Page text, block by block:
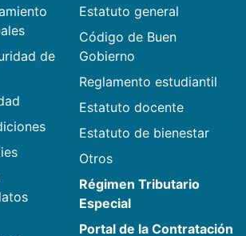
de
Estatuto general
Código de Buen
Gobierno
Reglamento estudiantil
Estatuto docente
Estatuto de bienestar
Otros
Régimen Tributario
Especial
Portal de la Contratación